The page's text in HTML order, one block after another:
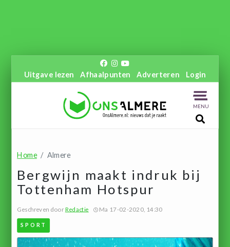
Uitgave lezen Afhaalpunten Adverteren Login
MENU
Home Almere
Bergwijn maakt indruk bij
Tottenham Hotspur
Geschreven doorRedactie Ma 17-02-2020, 14:30
SPORT